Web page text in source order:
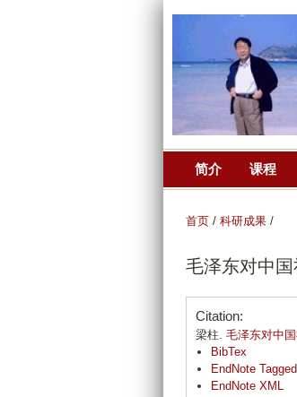
简介 课程
首页 / 科研成果 /
毛泽东对中
Citation:
梁柱. 毛泽东对中
BibTex
EndNote Tagged
EndNote XML